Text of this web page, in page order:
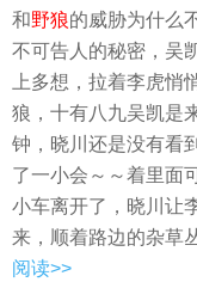
和野狼的威胁为什么
不可告人的秘密，吴
上多想，拉着李虎悄
狼，十有八九吴凯是
钟，晓川还是没有看
了一小会～～着里面
小车离开了，晓川让
来，顺着路边的杂草
阅读>>